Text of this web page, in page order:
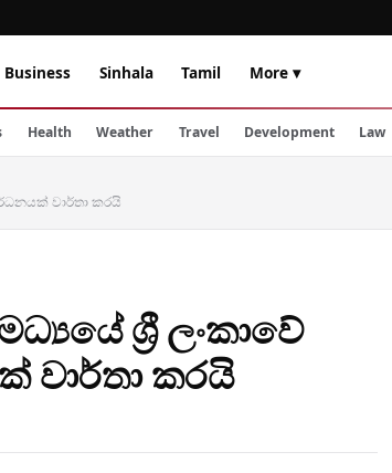
Business Sinhala Tamil More ▾
Health Weather Travel Development Law
වාර්තා කරයි
ශ්‍රී ලංකාවේ
වාර්තා කරයි